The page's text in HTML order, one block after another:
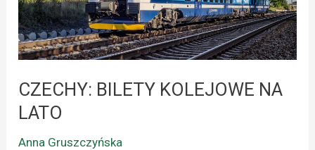
CZECHY: BILETY KOLEJOWE NA
LATO
Anna Gruszczyńska
LATO